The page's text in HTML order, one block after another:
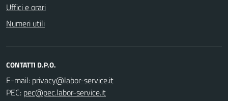
Uffici e orari
Numeri utili
CONTATTI D.P.O.
E-mail:
PEC: